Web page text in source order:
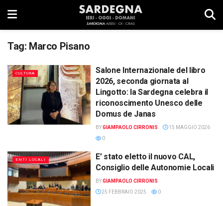
Tag: Marco Pisano
CULTURA
Salone Internazionale del libro
2026, seconda giornata al
Lingotto: la Sardegna celebra il
riconoscimento Unesco delle
Domus de Janas
BYGIAMPAOLO CIRRONIS
15 MAGGIO 2026
0
ENTI LOCALI
E’ stato eletto il nuovo CAL,
Consiglio delle Autonomie Locali
BYGIAMPAOLO CIRRONIS
25 FEBBRAIO 2025
0